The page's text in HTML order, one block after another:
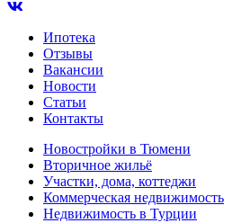
Ипотека
Отзывы
Вакансии
Новости
Статьи
Контакты
Новостройки в Тюмени
Вторичное жильё
Участки, дома, коттеджи
Коммерческая недвижимость
Недвижимость в Турции